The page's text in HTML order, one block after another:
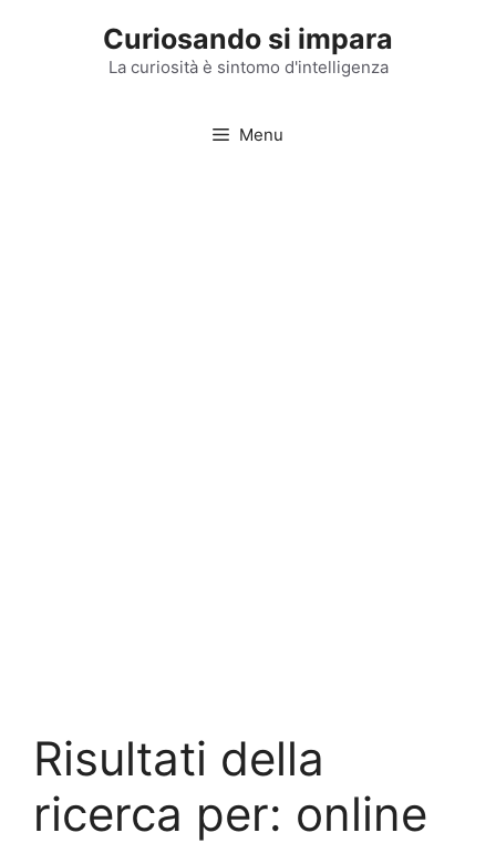
Curiosando si impara
La curiosità è sintomo d'intelligenza
Menu
Risultati della
ricerca per: online